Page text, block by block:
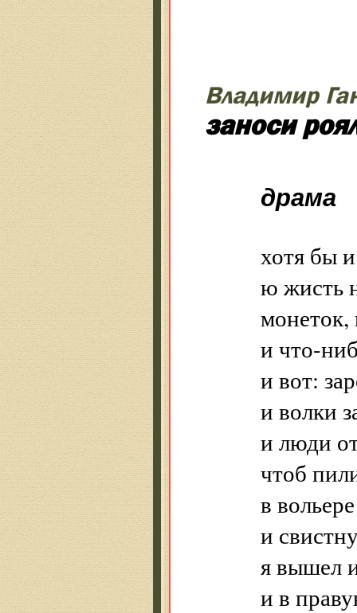
Владимир
заноси
драма
хотя бы
ю жисть
и что-
и вот:
и волки
и люди
чтоб
в
и
я вышел
и в